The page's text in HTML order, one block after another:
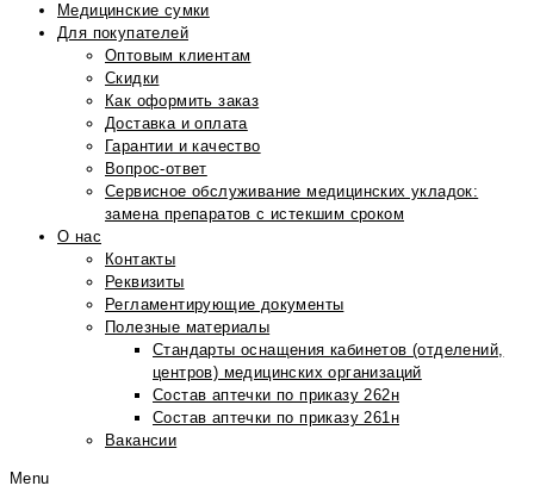
Медицинские сумки
Для покупателей
Оптовым клиентам
Скидки
Как оформить заказ
Доставка и оплата
Гарантии и качество
Вопрос-ответ
Сервисное обслуживание медицинских укладок:
замена препаратов с истекшим сроком
О нас
Контакты
Реквизиты
Регламентирующие документы
Полезные материалы
Стандарты оснащения кабинетов (отделений,
центров) медицинских организаций
Состав аптечки по приказу 262н
Состав аптечки по приказу 261н
Вакансии
Menu